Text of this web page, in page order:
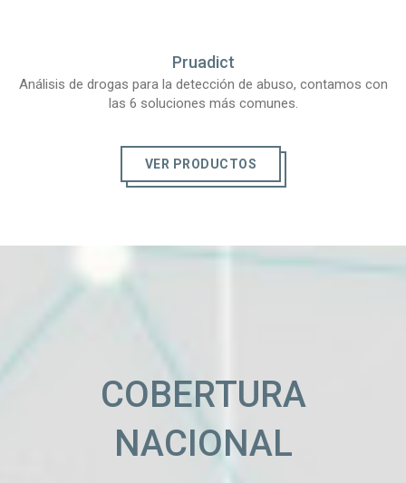
Pruadict
Análisis de drogas para la detección de abuso, contamos con
las 6 soluciones más comunes.
VER PRODUCTOS
COBERTURA
NACIONAL